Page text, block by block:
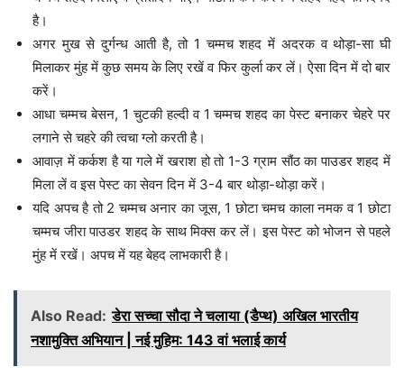
है।
अगर मुख से दुर्गन्ध आती है, तो 1 चम्मच शहद में अदरक व थोड़ा-सा घी
मिलाकर मुंह में कुछ समय के लिए रखें व फिर कुर्ला कर लें। ऐसा दिन में दो बार
करें।
आधा चम्मच बेसन, 1 चुटकी हल्दी व 1 चम्मच शहद का पेस्ट बनाकर चेहरे पर
लगाने से चहरे की त्वचा ग्लो करती है।
आवाज़ में कर्कश है या गले में खराश हो तो 1-3 ग्राम सौंठ का पाउडर शहद में
मिला लें व इस पेस्ट का सेवन दिन में 3-4 बार थोड़ा-थोड़ा करें।
यदि अपच है तो 2 चम्मच अनार का जूस, 1 छोटा चमच काला नमक व 1 छोटा
चम्मच जीरा पाउडर शहद के साथ मिक्स कर लें। इस पेस्ट को भोजन से पहले
मुंह में रखें। अपच में यह बेहद लाभकारी है।
Also Read: डेरा सच्चा सौदा ने चलाया (डैप्थ) अखिल भारतीय
नशामुक्ति अभियान | नई मुहिम: 143 वां भलाई कार्य